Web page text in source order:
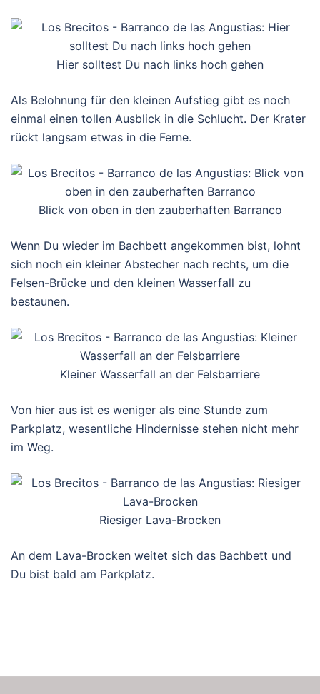
Hier solltest Du nach links hoch gehen
Als Belohnung für den kleinen Aufstieg gibt es noch
einmal einen tollen Ausblick in die Schlucht. Der Krater
rückt langsam etwas in die Ferne.
Blick von oben in den zauberhaften Barranco
Wenn Du wieder im Bachbett angekommen bist, lohnt
sich noch ein kleiner Abstecher nach rechts, um die
Felsen-Brücke und den kleinen Wasserfall zu
bestaunen.
Kleiner Wasserfall an der Felsbarriere
Von hier aus ist es weniger als eine Stunde zum
Parkplatz, wesentliche Hindernisse stehen nicht mehr
im Weg.
Riesiger Lava-Brocken
An dem Lava-Brocken weitet sich das Bachbett und
Du bist bald am Parkplatz.